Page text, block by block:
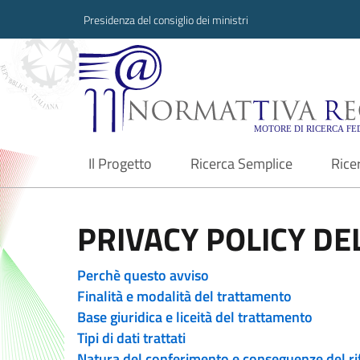
Presidenza del consiglio dei ministri
Normattiva
Il Progetto
current Ricerca Semplice
PRIVACY POLICY
Perchè questo avviso
Finalità e modalità del trattamento
Base giuridica e liceità del trattamento
Tipi di dati trattati